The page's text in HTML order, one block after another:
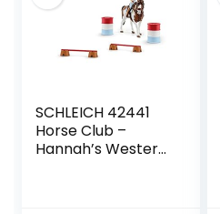
SCHLEICH 42441
Horse Club –
Hannah’s Western